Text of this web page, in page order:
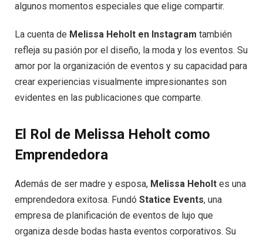
algunos momentos especiales que elige compartir.
La cuenta de Melissa Heholt en Instagram también
refleja su pasión por el diseño, la moda y los eventos. Su
amor por la organización de eventos y su capacidad para
crear experiencias visualmente impresionantes son
evidentes en las publicaciones que comparte.
El Rol de Melissa Heholt como
Emprendedora
Además de ser madre y esposa, Melissa Heholt es una
emprendedora exitosa. Fundó Statice Events, una
empresa de planificación de eventos de lujo que
organiza desde bodas hasta eventos corporativos. Su